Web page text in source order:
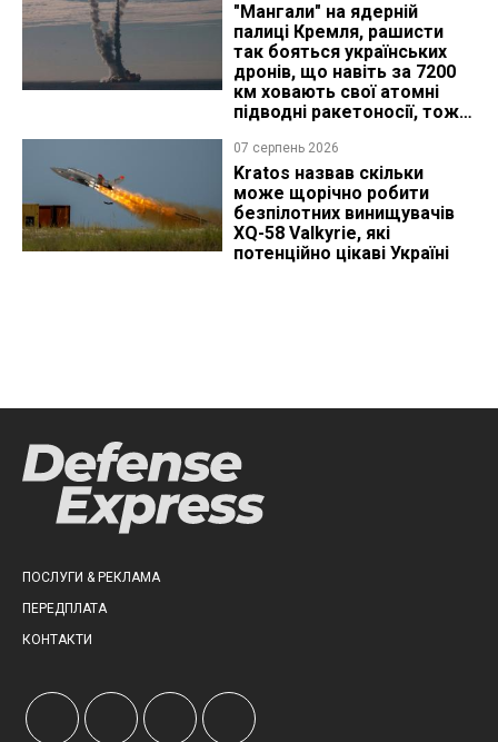
"Мангали" на ядерній
палиці Кремля, рашисти
так бояться українських
дронів, що навіть за 7200
км ховають свої атомні
підводні ракетоносії, тож
07 серпень 2026
Kratos назвав скільки
може щорічно робити
безпілотних винищувачів
XQ-58 Valkyrie, які
потенційно цікаві Україні
ПОСЛУГИ & РЕКЛАМА
ПЕРЕДПЛАТА
КОНТАКТИ